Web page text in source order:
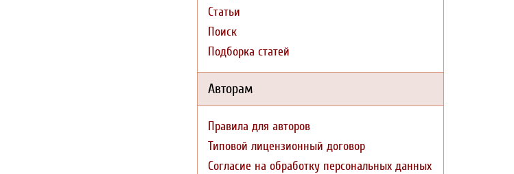
Статьи
Поиск
Подборка статей
Авторам
Правила для авторов
Типовой лицензионный договор
Согласие на обработку персональных данных